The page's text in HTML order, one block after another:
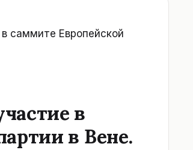
саммите Европейской
в
в Вене.